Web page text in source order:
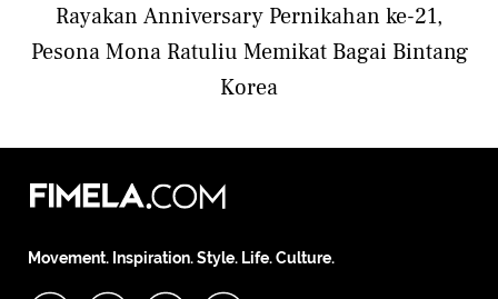
Rayakan Anniversary Pernikahan ke-21,
Pesona Mona Ratuliu Memikat Bagai Bintang
Korea
Movement. Inspiration. Style. Life. Culture.